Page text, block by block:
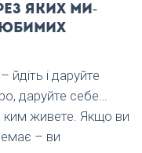
яких ми-
йдіть і даруйте
даруйте себе…
ким живете. Якщо ви
– ви